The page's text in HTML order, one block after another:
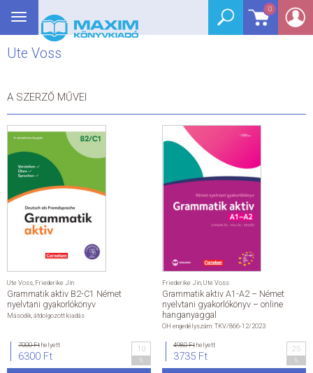
0
Toggle
navigation
Ute Voss
A SZERZŐ MŰVEI
Ute Voss Friederike Jin
Grammatik aktiv B2-C1 Német
nyelvtani gyakorlókönyv
Második, átdolgozott kiadás
7000 Fthelyett
6300 Ft
10
Friederike Jin Ute Voss
Grammatik aktiv A1-A2 – Német
nyelvtani gyakorlókönyv – online
hanganyaggal
OH engedélyszám: TKV/866-12/2023
4980 Fthelyett
3735 Ft
25
BEJELENTKEZÉS
SEGÉDKÖNYV
GRIMM SZÓTÁR
DREAM KÖNYVEK
E-KÖNYVEK
AKCIÓ
HÍREK